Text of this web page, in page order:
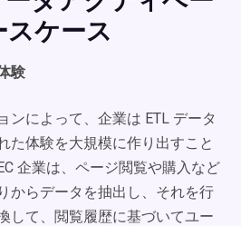
ケース
験
ンによって、企業は ETL データ
た体験を大規模に作り出すこと
企業は、ページ閲覧や購入など
からデータを抽出し、それを行
して、閲覧履歴に基づいてユー